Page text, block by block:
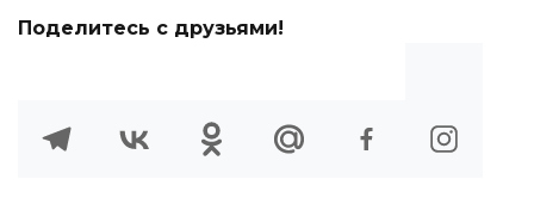
Поделитесь с друзьями!